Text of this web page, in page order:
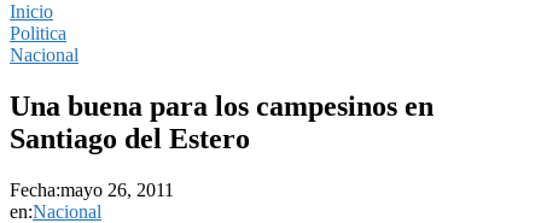
Inicio
Politica
Nacional
Una buena para los campesinos en
Santiago del Estero
Fecha:mayo 26, 2011
en:Nacional